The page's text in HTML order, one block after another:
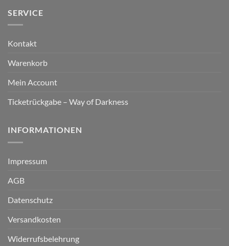
SERVICE
Kontakt
Warenkorb
Mein Account
Ticketrückgabe – Way of Darkness
INFORMATIONEN
Impressum
AGB
Datenschutz
Versandkosten
Widerrufsbelehrung